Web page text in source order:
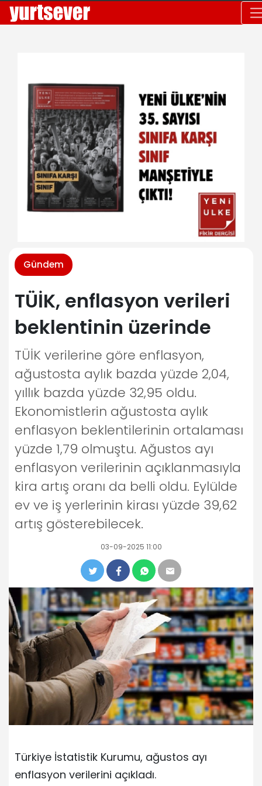
Gündem
TÜİK, enflasyon verileri
beklentinin üzerinde
TÜİK verilerine göre enflasyon,
ağustosta aylık bazda yüzde 2,04,
yıllık bazda yüzde 32,95 oldu.
Ekonomistlerin ağustosta aylık
enflasyon beklentilerinin ortalaması
yüzde 1,79 olmuştu. Ağustos ayı
enflasyon verilerinin açıklanmasıyla
kira artış oranı da belli oldu. Eylülde
ev ve iş yerlerinin kirası yüzde 39,62
artış gösterebilecek.
03-09-2025 11:00
Türkiye İstatistik Kurumu, ağustos ayı
enflasyon verilerini açıkladı.